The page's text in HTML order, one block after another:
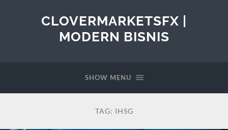
CLOVERMARKETSFX |
MODERN BISNIS
SHOW MENU
TAG: IHSG